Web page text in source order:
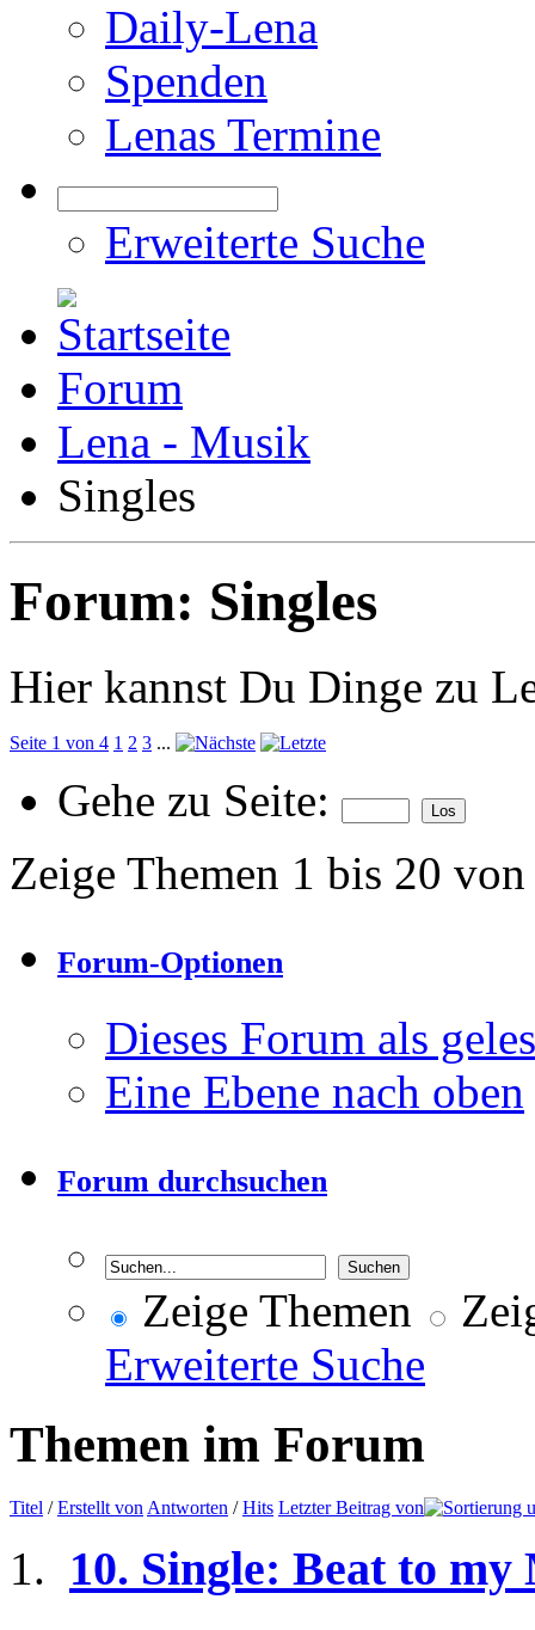
Daily-Lena
Spenden
Lenas Termine
Erweiterte Suche
Forum
Lena - Musik
Singles
Forum: Singles
Hier kannst Du Dinge zu
Seite 1 von 4 1 2 3 ...
Gehe zu Seite:
Zeige Themen 1 bis 20
Forum-Optionen
Dieses Forum als
Eine Ebene nach oben
Forum durchsuchen
Zeige Themen
Erweiterte Suche
Themen im Forum
Titel /Erstellt von Antworten /Hits Letzter Beitrag von
10. Single: Beat to